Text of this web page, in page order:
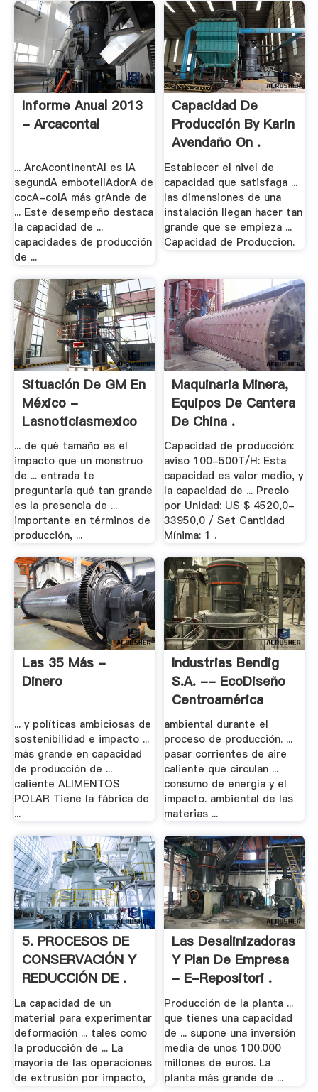
Informe Anual 2013
- Arcacontal
... ArcAcontinentAl es lA
segundA embotellAdorA de
cocA-colA más grAnde de
... Este desempeño destaca
la capacidad de ...
capacidades de producción
de ...
Capacidad De
Producción By Karin
Avendaño On .
Establecer el nivel de
capacidad que satisfaga ...
las dimensiones de una
instalación llegan hacer tan
grande que se empieza ...
Capacidad de Produccion.
Situación De GM En
México -
Lasnoticiasmexico
... de qué tamaño es el
impacto que un monstruo
de ... entrada te
preguntaría qué tan grande
es la presencia de ...
importante en términos de
producción, ...
Maquinaria Minera,
Equipos De Cantera
De China .
Capacidad de producción:
aviso 100-500T/H: Esta
capacidad es valor medio, y
la capacidad de ... Precio
por Unidad: US $ 4520,0-
33950,0 / Set Cantidad
Mínima: 1 .
Las 35 Más -
Dinero
... y políticas ambiciosas de
sostenibilidad e impacto ...
más grande en capacidad
de producción de ...
caliente ALIMENTOS
POLAR Tiene la fábrica de
...
Industrias Bendig
S.A. -- EcoDiseño
Centroamérica
ambiental durante el
proceso de producción. ...
pasar corrientes de aire
caliente que circulan ...
consumo de energía y el
impacto. ambiental de las
materias ...
5. PROCESOS DE
CONSERVACIÓN Y
REDUCCIÓN DE .
La capacidad de un
material para experimentar
deformación ... tales como
la producción de ... La
mayoría de las operaciones
de extrusión por impacto,
Las Desalinizadoras
Y Plan De Empresa
- E-Repositori .
Producción de la planta ...
que tienes una capacidad
de ... supone una inversión
media de unos 100.000
millones de euros. La
planta más grande de ...